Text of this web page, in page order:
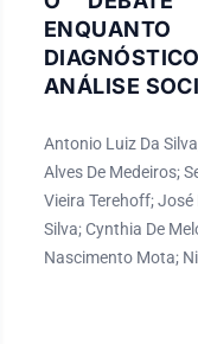
ANÁLISE
Antonio Luiz Da
Alves De Medeiros;
Vieira Terehoff; José
Silva; Cynthia De
Nascimento Mota;